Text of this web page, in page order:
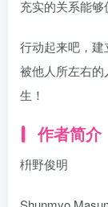
充实的关系能够
行动起来吧，建
被他人所左右
生！
作者简介
枡野俊明